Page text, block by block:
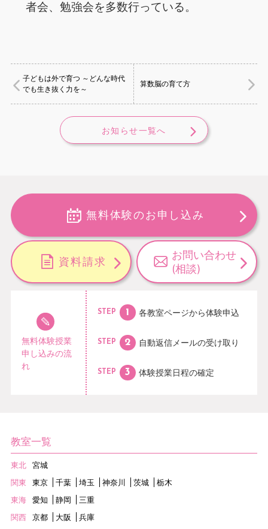
者会、勉強会を多数行っている。
子どもは外で育つ ～どんな時代
でも生き抜く力を～
算数脳の育て方
お知らせ一覧へ
無料体験のお申し込み
資料請求
お問い合わせ
(相談)
無料体験授業
申し込みの流
れ
STEP 各教室ページから体験申込
STEP 自動返信メールの受け取り
STEP 体験授業日程の確定
教室一覧
東北
宮城
関東
東京 千葉 埼玉 神奈川 茨城
栃木
東海
愛知 静岡
三重
関西
京都 大阪
兵庫